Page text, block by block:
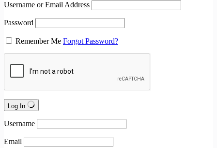
Username or Email Address
Password
Remember Me Forgot Password?
Log In
Username
Email